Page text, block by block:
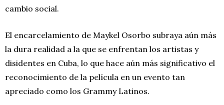
cambio social.
El encarcelamiento de Maykel Osorbo subraya aún más
la dura realidad a la que se enfrentan los artistas y
disidentes en Cuba, lo que hace aún más significativo el
reconocimiento de la película en un evento tan
apreciado como los Grammy Latinos.